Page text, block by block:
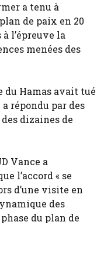
a tenu à
de paix en 20
l’épreuve la
menées des
du Hamas avait tué
répondu par des
dizaines de
Vance a
l’accord « se
d’une visite en
des
du plan de